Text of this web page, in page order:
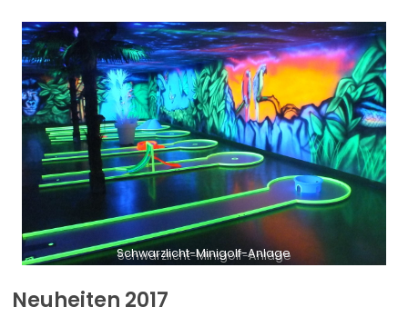
Schwarzlicht-Minigolf-Anlage
Neuheiten 2017